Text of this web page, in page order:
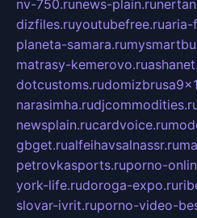
nv-750.runews-plain.ru
dizfiles.ruyoutubefree.ruaria-
planeta-samara.ru
matrasy-kemerovo.ru
dotcustoms.ru
narasimha.ru
newsplain.rucardvoice.ru
gbget.rualfeihavsalnassr.ru
petrovkasports.ruporno-
york-life.rudoroga-expo.ru
slovar-ivrit.ruporno-video-